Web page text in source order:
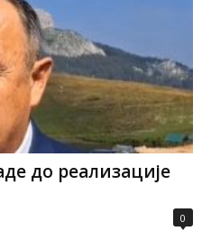
до реализације
0